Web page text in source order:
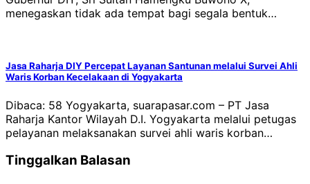
menegaskan tidak ada tempat bagi segala bentuk…
Jasa Raharja DIY Percepat Layanan Santunan melalui Survei Ahli
Waris Korban Kecelakaan di Yogyakarta
Dibaca: 58 Yogyakarta, suarapasar.com – PT Jasa
Raharja Kantor Wilayah D.I. Yogyakarta melalui petugas
pelayanan melaksanakan survei ahli waris korban…
Tinggalkan Balasan